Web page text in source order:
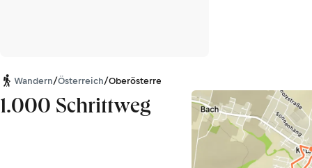
Wandern/Österreich/Oberösterreich
1.000 Schrittweg